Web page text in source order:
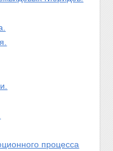
процесса